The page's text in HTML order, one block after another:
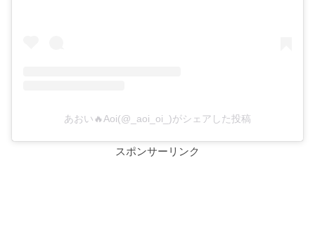
あおい🔥Aoi(@_aoi_oi_)がシェアした投稿
スポンサーリンク